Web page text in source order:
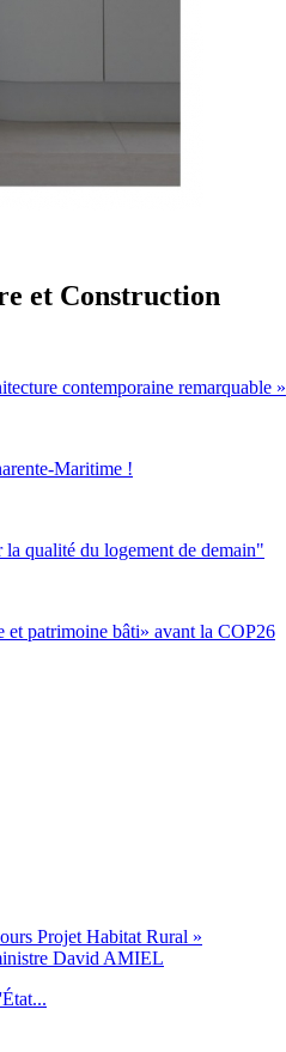
et Construction
contemporaine remarquable »
Maritime !
qualité du logement de demain"
patrimoine bâti» avant la COP26
Projet Habitat Rural »
David AMIEL